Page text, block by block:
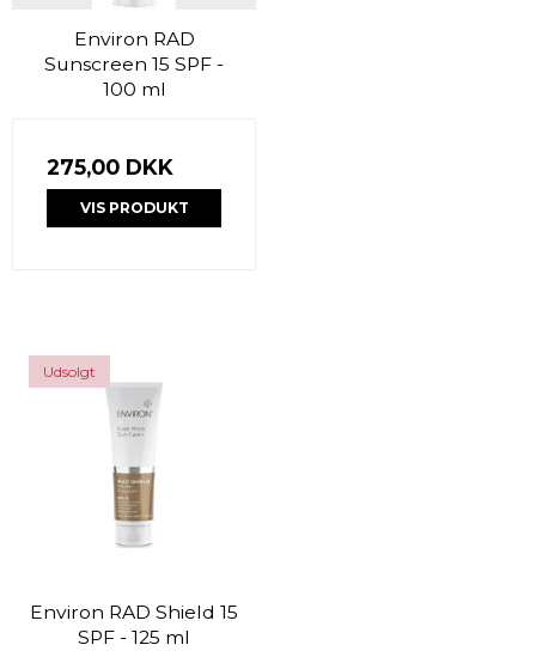
Environ RAD
Sunscreen 15 SPF -
100 ml
275,00 DKK
VIS PRODUKT
Udsolgt
Environ RAD Shield 15
SPF - 125 ml